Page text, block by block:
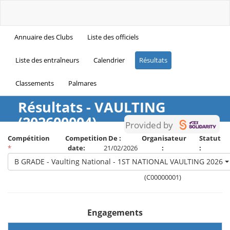
Annuaire des Clubs Liste des officiels
Liste des entraîneurs Calendrier Résultats
Classements Palmares
Résultats - VAULTING
(202600004)
Provided by
Compétition
*
B GRADE - Vaulting National - 1ST NATIONAL VAULTING 2026
Competition
date:
21/02/2026
De :
21/02/2026
A :
21/02/2026
Organisateur
:
National
Federation
(C00000001)
Statut
:
Résultats
Engagements